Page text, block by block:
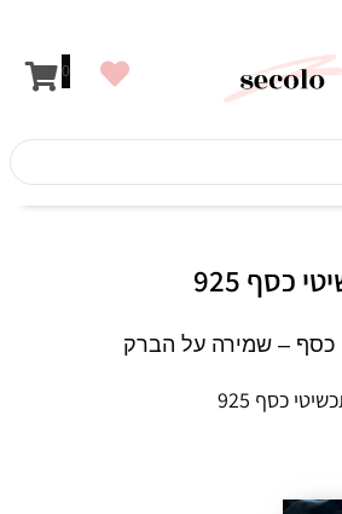
0
כסף 925
כסף – שמירה על הברק
כסף 925